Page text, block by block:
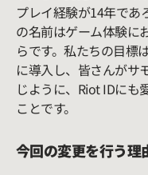
プレイ経験が14年であ
の名前はゲーム体験に
らです。私たちの目標
に導入し、皆さんがサ
じように、Riot IDにも
ことです。
今回の変更を行う理